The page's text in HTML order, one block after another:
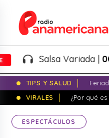
Salsa Variada |
TIPS Y SALUD
VIRALES
¿Por qué
ESPECTÁCULOS